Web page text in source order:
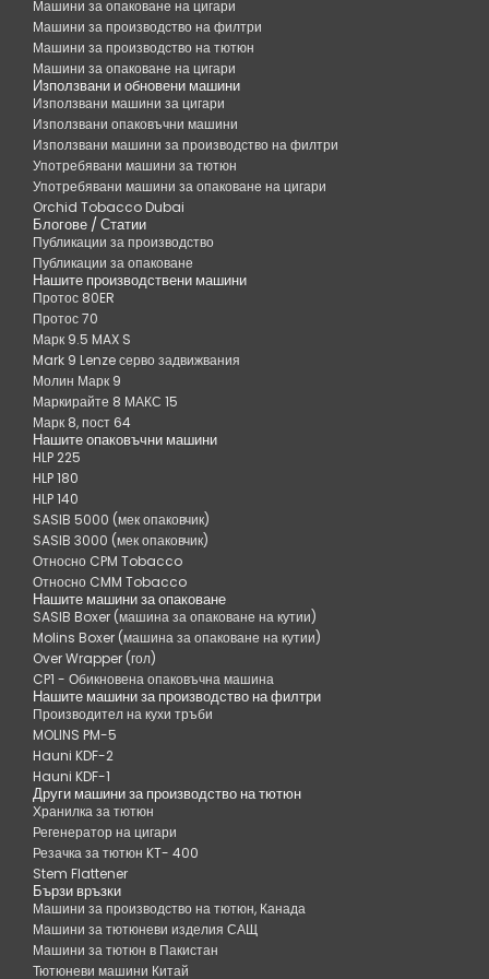
Машини за опаковане на цигари
Машини за производство на филтри
Машини за производство на тютюн
Машини за опаковане на цигари
Използвани и обновени машини
Използвани машини за цигари
Използвани опаковъчни машини
Използвани машини за производство на филтри
Употребявани машини за тютюн
Употребявани машини за опаковане на цигари
Orchid Tobacco Dubai
Блогове / Статии
Публикации за производство
Публикации за опаковане
Нашите производствени машини
Протос 80ER
Протос 70
Марк 9.5 MAX S
Mark 9 Lenze серво задвижвания
Молин Марк 9
Маркирайте 8 МАКС 15
Марк 8, пост 64
Нашите опаковъчни машини
HLP 225
HLP 180
HLP 140
SASIB 5000 (мек опаковчик)
SASIB 3000 (мек опаковчик)
Относно CPM Tobacco
Относно CMM Tobacco
Нашите машини за опаковане
SASIB Boxer (машина за опаковане на кутии)
Molins Boxer (машина за опаковане на кутии)
Over Wrapper (гол)
CP1 - Обикновена опаковъчна машина
Нашите машини за производство на филтри
Производител на кухи тръби
MOLINS PM-5
Hauni KDF-2
Hauni KDF-1
Други машини за производство на тютюн
Хранилка за тютюн
Регенератор на цигари
Резачка за тютюн KT- 400
Stem Flattener
Бързи връзки
Машини за производство на тютюн, Канада
Машини за тютюневи изделия САЩ
Машини за тютюн в Пакистан
Тютюневи машини Китай